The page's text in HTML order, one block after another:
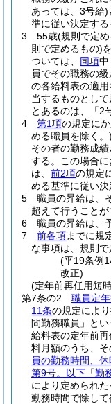
あっては、3号給)
準に従い決定する
3
55歳(規則で定
則で定めるもの)
ついては、 同項中
員でその職務の
の各給料表の適
当するものとし
とあるのは、「2
4
第1項の規定に
める職員を除く。)
その者の勤務成
する。
この場合
は、 前2項の規定
める基準に従い決
5
職員の昇給は、
超えて行うことが
6
職員の昇給は、
7
前各項までに規
な事項は、規則で
(平19条例
改正)
(定年前再任用短
第7条の2
職員定
11条の規定によ
間勤務職員」とい
給料表の定年前
料月額のうち、そ
員の勤務時間、
第9号。以下「勤
により定められ
勤務時間で除して